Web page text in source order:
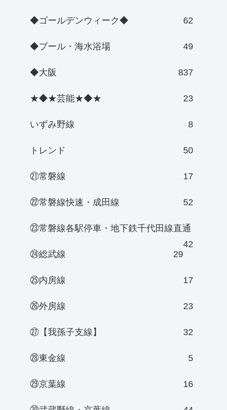
◆ゴールデンウィーク◆ 62
◆プール・海水浴場 49
◆大阪 837
★◆★芸能★◆★ 23
いずみ野線 8
トレンド 50
㉑常磐線 17
㉒常磐線快速・成田線 52
㉓常磐線各駅停車・地下鉄千代田線直通
42
㉔総武線
29
㉕内房線 17
㉖外房線 23
㉗【我孫子支線】 32
㉘東金線 5
㉙京葉線 16